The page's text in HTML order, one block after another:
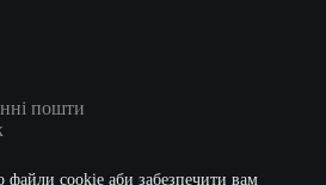
cookie аби забезпечити вам
пошти